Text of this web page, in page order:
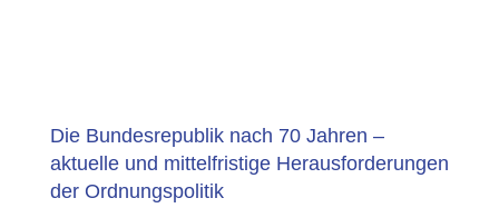
Die Bundesrepublik nach 70 Jahren –
aktuelle und mittelfristige Herausforderungen
der Ordnungspolitik